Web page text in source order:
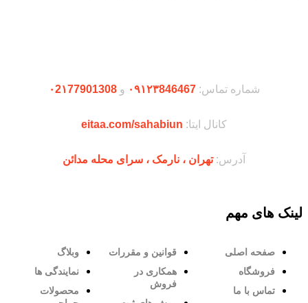
شماره تماس:۰۹۱۲۳846467 و۰2۱77901308
کانال ایتا: eitaa.com/sahabiun
آدرس:تهران ،‌ نارمک ، سرای محله مدائن
لینک های مهم
صفحه اصلی
فروشگاه
تماس با ما
قوانین و مقررات
همکاری در
فروش
وبلاگ
نمایندگی ها
محصولات